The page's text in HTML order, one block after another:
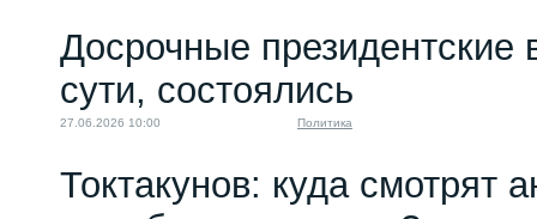
Досрочные
сути, состоялись
27.06.2026 10:00 Политика
Токтакунов: куда смотрят